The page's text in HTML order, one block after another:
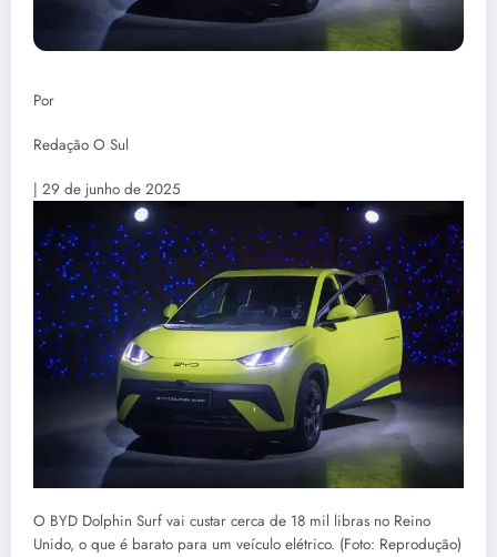
Por
Redação O Sul
| 29 de junho de 2025
O BYD Dolphin Surf vai custar cerca de 18 mil libras no Reino
Unido, o que é barato para um veículo elétrico. (Foto: Reprodução)